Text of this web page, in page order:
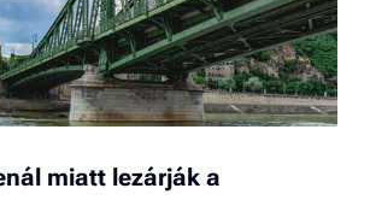
miatt lezárják a